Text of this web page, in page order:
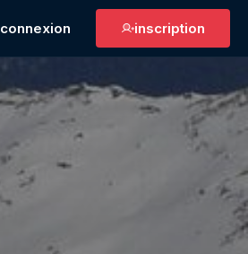
connexion inscription